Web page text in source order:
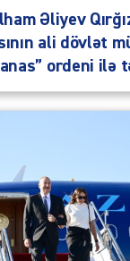
Əliyev
ali dövlət
ordeni ilə